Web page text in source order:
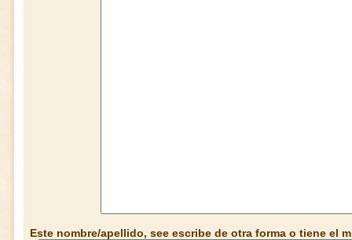
Este nombre/apellido, see escribe de otra forma o tiene el